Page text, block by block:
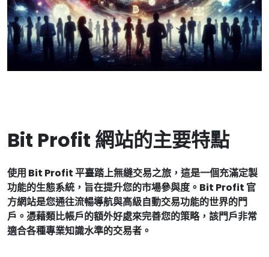
Bit Profit 網站的主要特點
使用 Bit Profit 平臺踏上無縫交易之旅，這是一個充滿定製
功能的生態系統，旨在提升您的市場參與度。Bit Profit 官
方網站是您通往流暢導航與高級自動交易功能的世界的門
戶。憑藉類比帳戶的額外好處來完善您的策略，該門戶非常
適合各種專業知識水準的交易者。